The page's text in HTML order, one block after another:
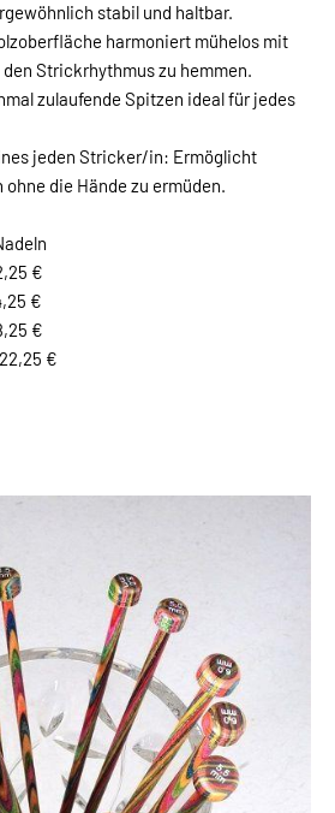
stabil und haltbar.
harmoniert mühelos mit
den Strickrhythmus zu hemmen.
zulaufende Spitzen ideal für jedes
jeden Stricker/in: Ermöglicht
die Hände zu ermüden.
€
€
€
€